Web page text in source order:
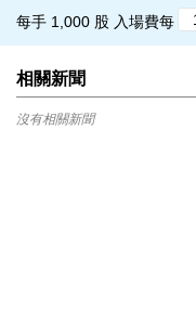
每手 1,000 股 入場費每
相關新聞
沒有相關新聞